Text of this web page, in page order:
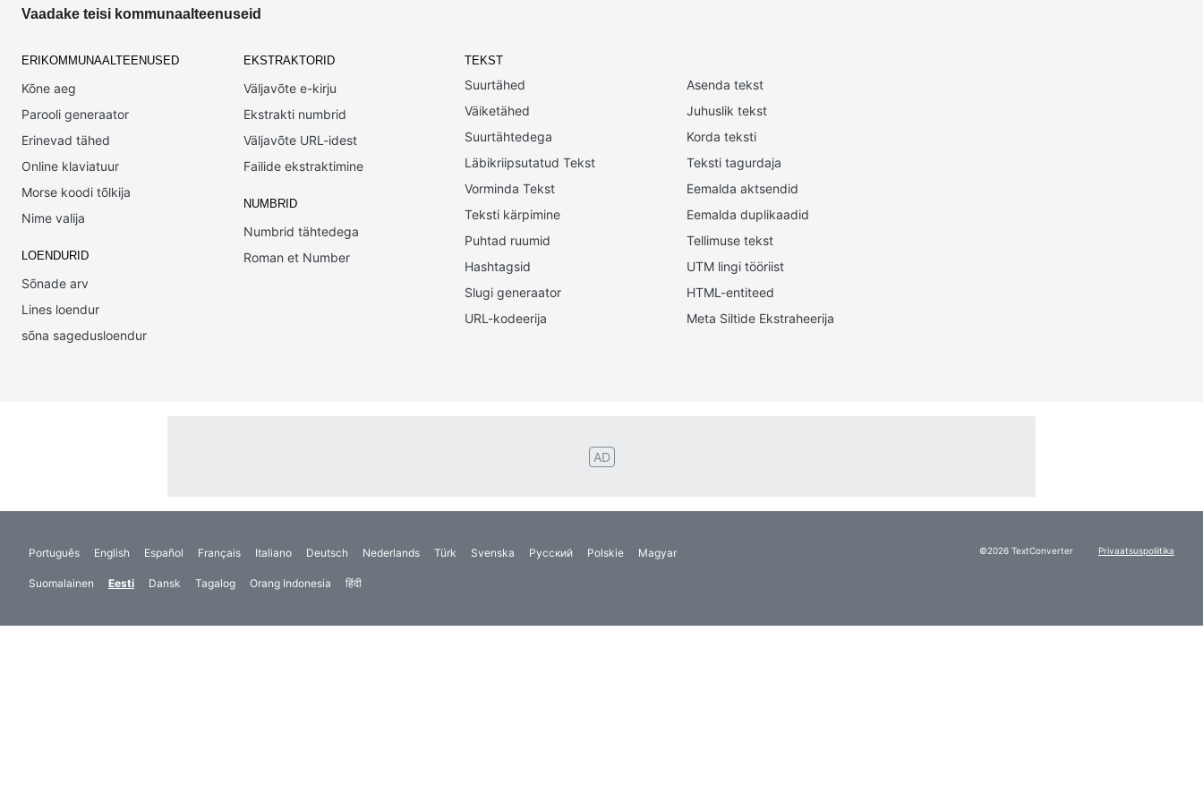
Vaadake teisi kommunaalteenuseid
ERIKOMMUNAALTEENUSED
Kõne aeg
Parooli generaator
Erinevad tähed
Online klaviatuur
Morse koodi tõlkija
Nime valija
LOENDURID
Sõnade arv
Lines loendur
sõna sagedusloendur
EKSTRAKTORID
Väljavõte e-kirju
Ekstrakti numbrid
Väljavõte URL-idest
Failide ekstraktimine
NUMBRID
Numbrid tähtedega
Roman et Number
TEKST
Suurtähed
Väiketähed
Suurtähtedega
Läbikriipsutatud Tekst
Vorminda Tekst
Teksti kärpimine
Puhtad ruumid
Hashtagsid
Slugi generaator
URL-kodeerija
Asenda tekst
Juhuslik tekst
Korda teksti
Teksti tagurdaja
Eemalda aktsendid
Eemalda duplikaadid
Tellimuse tekst
UTM lingi tööriist
HTML-entiteed
Meta Siltide Ekstraheerija